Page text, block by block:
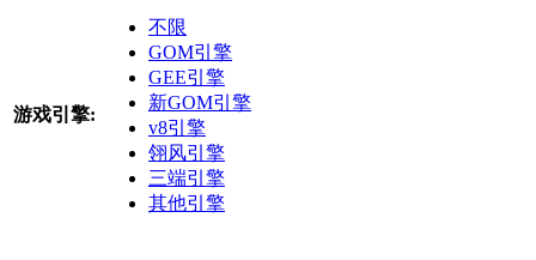
游戏引擎:
不限
GOM引擎
GEE引擎
新GOM引擎
v8引擎
翎风引擎
三端引擎
其他引擎